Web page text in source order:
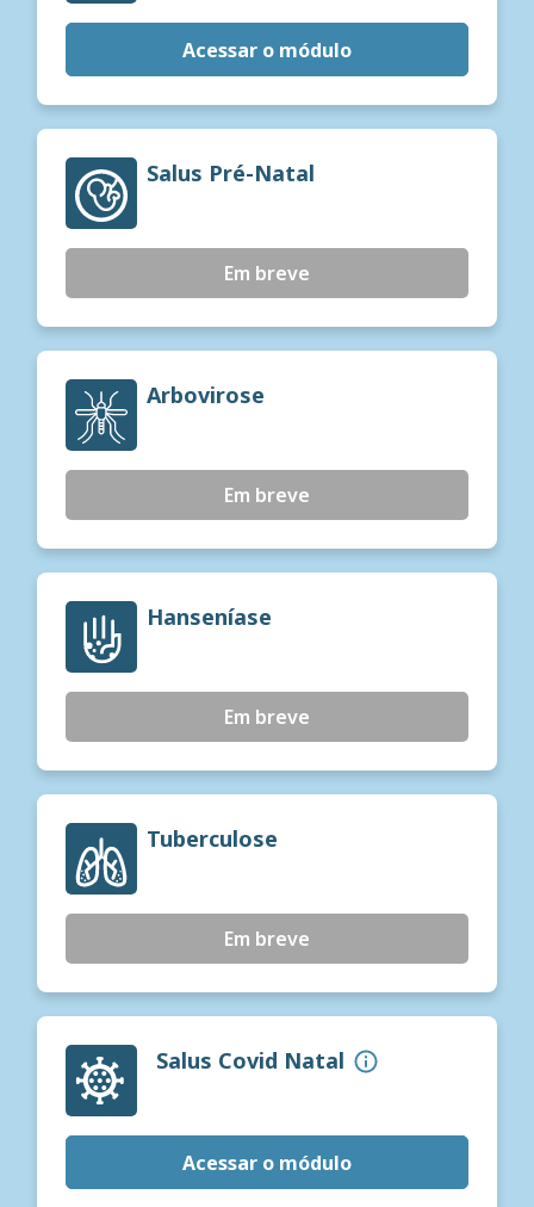
Acessar o módulo
Salus Pré-Natal
Em breve
Arbovirose
Em breve
Hanseníase
Em breve
Tuberculose
Em breve
Salus Covid Natal
Acessar o módulo